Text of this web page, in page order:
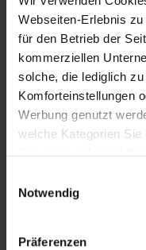
Webseiten-Erlebnis
für den Betrieb der
kommerziellen
solche, die lediglich
Komforteinstellungen
Werbung genutzt
welche Kategorien
Sie, dass aufgrund
Weitere Informationen
Notwendig
Präferenzen
Displaygröße:
Schnittstellen:
Webcam:
Paneltyp: